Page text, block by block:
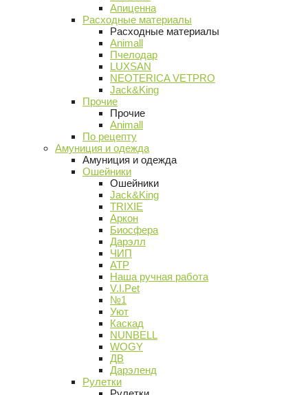
Апиценна
Расходные материалы
Расходные материалы
Animall
Пчелодар
LUXSAN
NEOTERICA VETPRO
Jack&King
Прочие
Прочие
Animall
По рецепту
Амуниция и одежда
Амуниция и одежда
Ошейники
Ошейники
Jack&King
TRIXIE
Аркон
Биосфера
Дарэлл
ЧИП
АТР
Наша ручная работа
V.I.Pet
№1
Уют
Каскад
NUNBELL
WOGY
ДВ
Дарэленд
Рулетки